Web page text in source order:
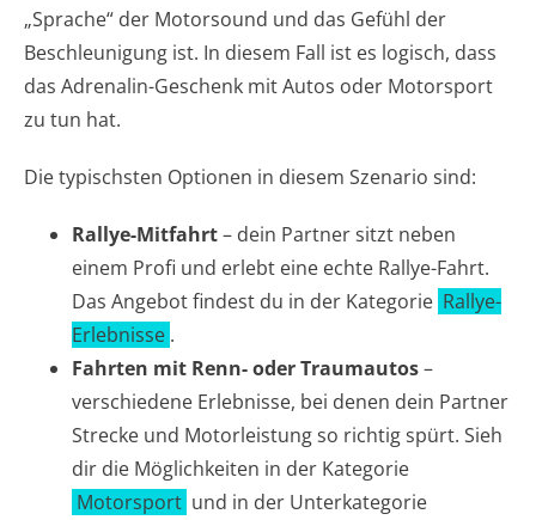
„Sprache“ der Motorsound und das Gefühl der
Beschleunigung ist. In diesem Fall ist es logisch, dass
das Adrenalin-Geschenk mit Autos oder Motorsport
zu tun hat.
Die typischsten Optionen in diesem Szenario sind:
Rallye-Mitfahrt– dein Partner sitzt neben
einem Profi und erlebt eine echte Rallye-Fahrt.
Das Angebot findest du in der Kategorie Rallye-
Erlebnisse .
Fahrten mit Renn- oder Traumautos–
verschiedene Erlebnisse, bei denen dein Partner
Strecke und Motorleistung so richtig spürt. Sieh
dir die Möglichkeiten in der Kategorie
Motorsport und in der Unterkategorie